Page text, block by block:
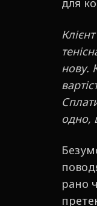
для
нову.
одно,
рано